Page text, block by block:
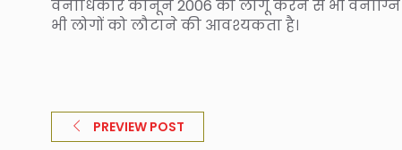
वनाधिकार कानून 2006 को लागू करने से भी
भी लोगों को लौटाने की आवश्यकता है।
PREVIEW POST